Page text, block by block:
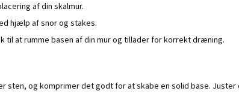
af din skalmur.
hjælp af snor og stakes.
til at rumme basen af din mur og tillader for korrekt dræning.
sten, og komprimer det godt for at skabe en solid base. Juster